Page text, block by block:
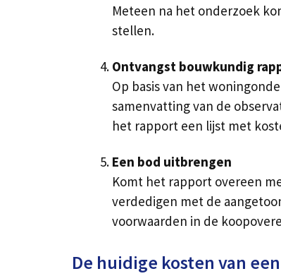
Meteen na het onderzoek
stellen.
Ontvangst bouwkundig
Op basis van het
samenvatting van de
het rapport een lijst met
Een bod uitbrengen
Komt het rapport overeen
verdedigen met de
voorwaarden in de
De huidige kosten van